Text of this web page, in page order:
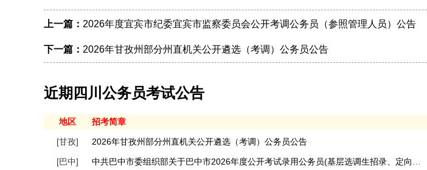
上一篇： 2026年度宜宾市纪委宜宾市监察委员会公开考调公务员（参照管理人员）公告
下一篇： 2026年甘孜州部分州直机关公开遴选（考调）公务员公告
近期四川公务员考试公告
地区 招考简章
[甘孜] 2026年甘孜州部分州直机关公开遴选（考调）公务员公告
[巴中]